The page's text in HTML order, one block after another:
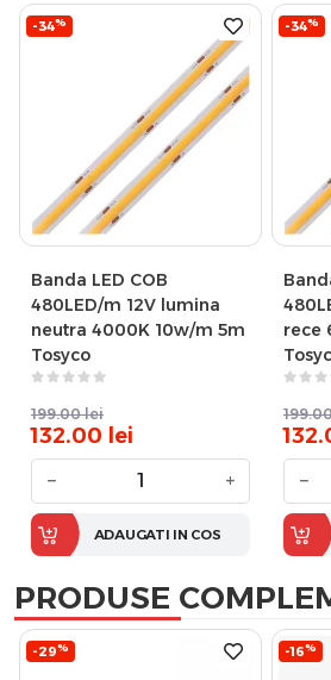
-34%
Banda LED COB
480LED/m 12V lumina
neutra 4000K 10w/m 5m
Tosyco
199.00 lei
132.00 lei
− +
ADAUGATI IN COS
-34%
rece
−
PRODUSE
-29% -16%